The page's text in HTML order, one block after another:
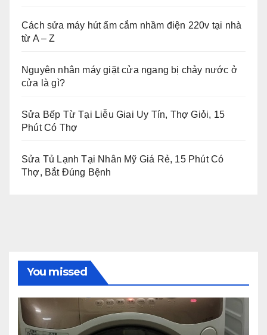
Cách sửa máy hút ẩm cắm nhầm điện 220v tại nhà
từ A – Z
Nguyên nhân máy giặt cửa ngang bị chảy nước ở
cửa là gì?
Sửa Bếp Từ Tại Liễu Giai Uy Tín, Thợ Giỏi, 15
Phút Có Thợ
Sửa Tủ Lạnh Tại Nhân Mỹ Giá Rẻ, 15 Phút Có
Thợ, Bắt Đúng Bệnh
You missed